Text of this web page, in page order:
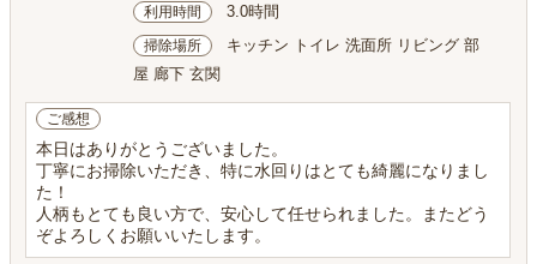
利用時間 3.0時間
掃除場所
キッチン トイレ 洗面所 リビング 部
屋 廊下 玄関
ご感想
本日はありがとうございました。
丁寧にお掃除いただき、特に水回りはとても綺麗になりまし
た！
人柄もとても良い方で、安心して任せられました。またどう
ぞよろしくお願いいたします。